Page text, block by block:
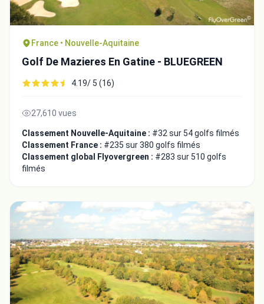
France • Nouvelle-Aquitaine
Golf De Mazieres En Gatine - BLUEGREEN
4.19/ 5 (16)
27,610 vues
Classement Nouvelle-Aquitaine : #32 sur 54 golfs filmés
Classement France : #235 sur 380 golfs filmés
Classement global Flyovergreen : #283 sur 510 golfs
filmés